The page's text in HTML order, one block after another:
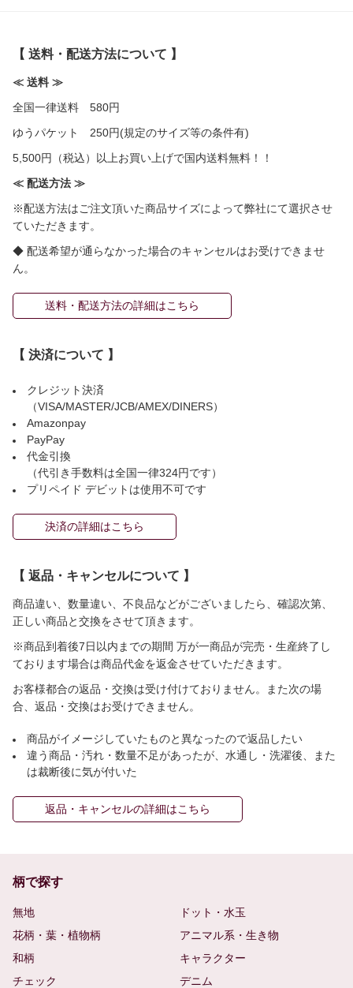
【 送料・配送方法について 】
≪ 送料 ≫
全国一律送料 580円
ゆうパケット 250円(規定のサイズ等の条件有)
5,500円（税込）以上お買い上げで国内送料無料！！
≪ 配送方法 ≫
※配送方法はご注文頂いた商品サイズによって弊社にて選択させ
ていただきます。
◆ 配送希望が通らなかった場合のキャンセルはお受けできませ
ん。
送料・配送方法の詳細はこちら
【 決済について 】
クレジット決済
（VISA/MASTER/JCB/AMEX/DINERS）
Amazonpay
PayPay
代金引換
（代引き手数料は全国一律324円です）
プリペイド デビットは使用不可です
決済の詳細はこちら
【 返品・キャンセルについて 】
商品違い、数量違い、不良品などがございましたら、確認次第、
正しい商品と交換をさせて頂きます。
※商品到着後7日以内までの期間 万が一商品が完売・生産終了し
ております場合は商品代金を返金させていただきます。
お客様都合の返品・交換は受け付けておりません。また次の場
合、返品・交換はお受けできません。
商品がイメージしていたものと異なったので返品したい
違う商品・汚れ・数量不足があったが、水通し・洗濯後、また
は裁断後に気が付いた
返品・キャンセルの詳細はこちら
柄で探す
無地
ドット・水玉
花柄・葉・植物柄
アニマル系・生き物
和柄
キャラクター
チェック
デニム